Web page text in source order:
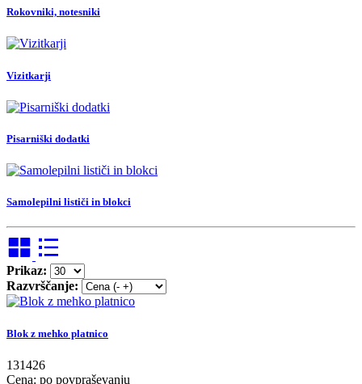
Rokovniki, notesniki
Vizitkarji
Pisarniški dodatki
Samolepilni lističi in blokci
Prikaz:
Razvrščanje:
Blok z mehko platnico
131426
Cena: po povpraševanju